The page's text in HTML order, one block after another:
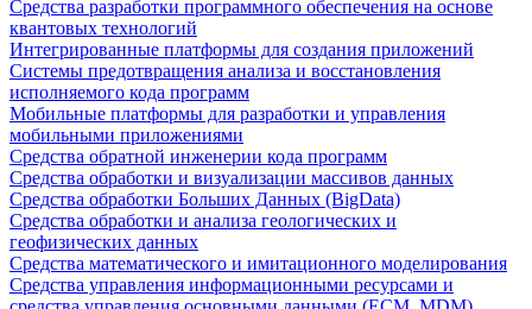
Средства разработки программного обеспечения на основе
квантовых технологий
Интегрированные платформы для создания приложений
Системы предотвращения анализа и восстановления
исполняемого кода программ
Мобильные платформы для разработки и управления
мобильными приложениями
Средства обратной инженерии кода программ
Средства обработки и визуализации массивов данных
Средства обработки Больших Данных (BigData)
Средства обработки и анализа геологических и
геофизических данных
Средства математического и имитационного моделирования
Средства управления информационными ресурсами и